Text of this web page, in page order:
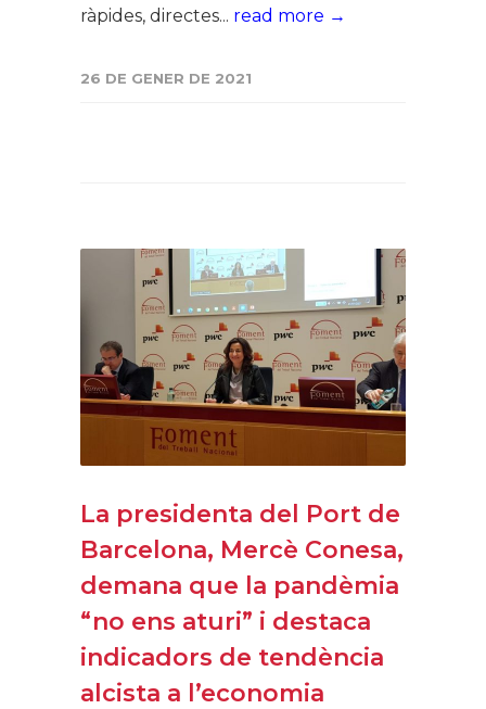
ràpides, directes... read more →
26 DE GENER DE 2021
La presidenta del Port de
Barcelona, Mercè Conesa,
demana que la pandèmia
“no ens aturi” i destaca
indicadors de tendència
alcista a l’economia